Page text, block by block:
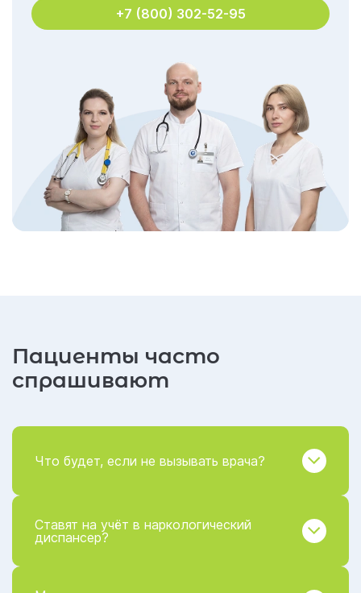
+7 (800) 302-52-95
Пациенты часто
спрашивают
Что будет, если не вызывать врача?
Ставят на учёт в наркологический
диспансер?